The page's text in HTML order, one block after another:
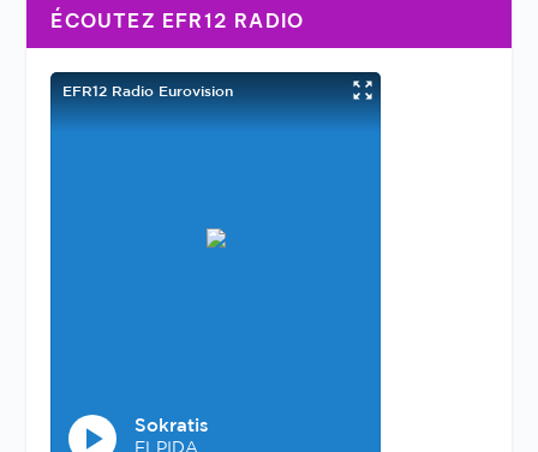
ÉCOUTEZ EFR12 RADIO